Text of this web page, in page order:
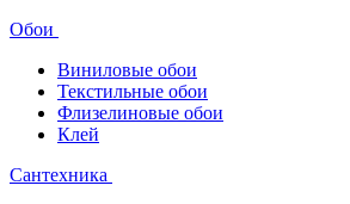
Обои
Виниловые обои
Текстильные обои
Флизелиновые обои
Клей
Сантехника